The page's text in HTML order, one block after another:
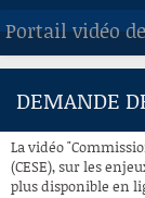
Portail vidéo
ACCUEIL
À LA
DEMANDE
La vidéo
(CESE), sur les
plus disponible en